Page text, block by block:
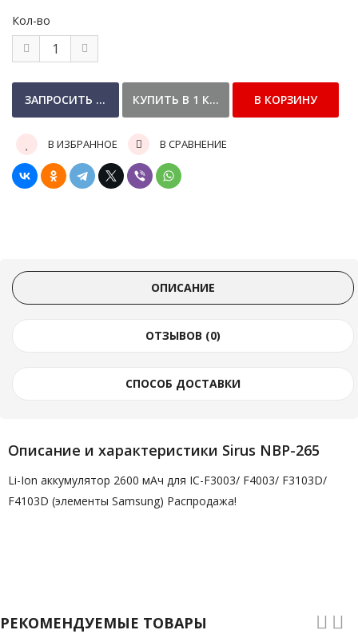
Кол-во
В ИЗБРАННОЕ В СРАВНЕНИЕ
ОПИСАНИЕ
ОТЗЫВОВ (0)
СПОСОБ ДОСТАВКИ
Описание и характеристики Sirus NBP-265
Li-Ion аккумулятор 2600 мАч для IC-F3003/ F4003/ F3103D/
F4103D (элементы Samsung) Распродажа!
РЕКОМЕНДУЕМЫЕ ТОВАРЫ